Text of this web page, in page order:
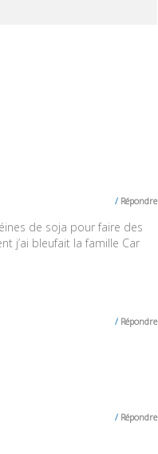
Répondre
de soja pour faire des
j’ai bleufait la famille Car
Répondre
Répondre